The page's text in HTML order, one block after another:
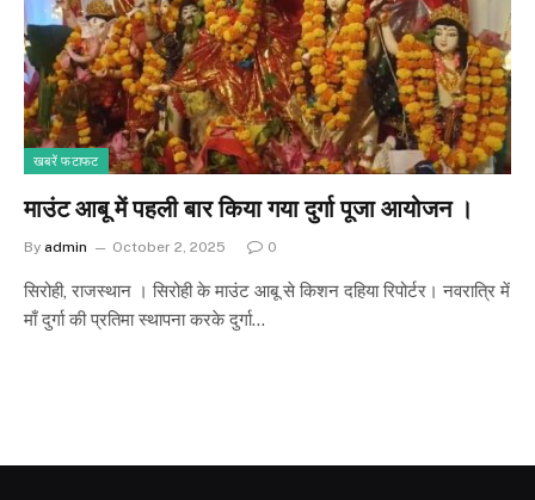
खबरें फटाफट
माउंट आबू में पहली बार किया गया दुर्गा पूजा आयोजन ।
By admin October 2, 2025 0
सिरोही, राजस्थान । सिरोही के माउंट आबू से किशन दहिया रिपोर्टर। नवरात्रि में
माँ दुर्गा की प्रतिमा स्थापना करके दुर्गा…